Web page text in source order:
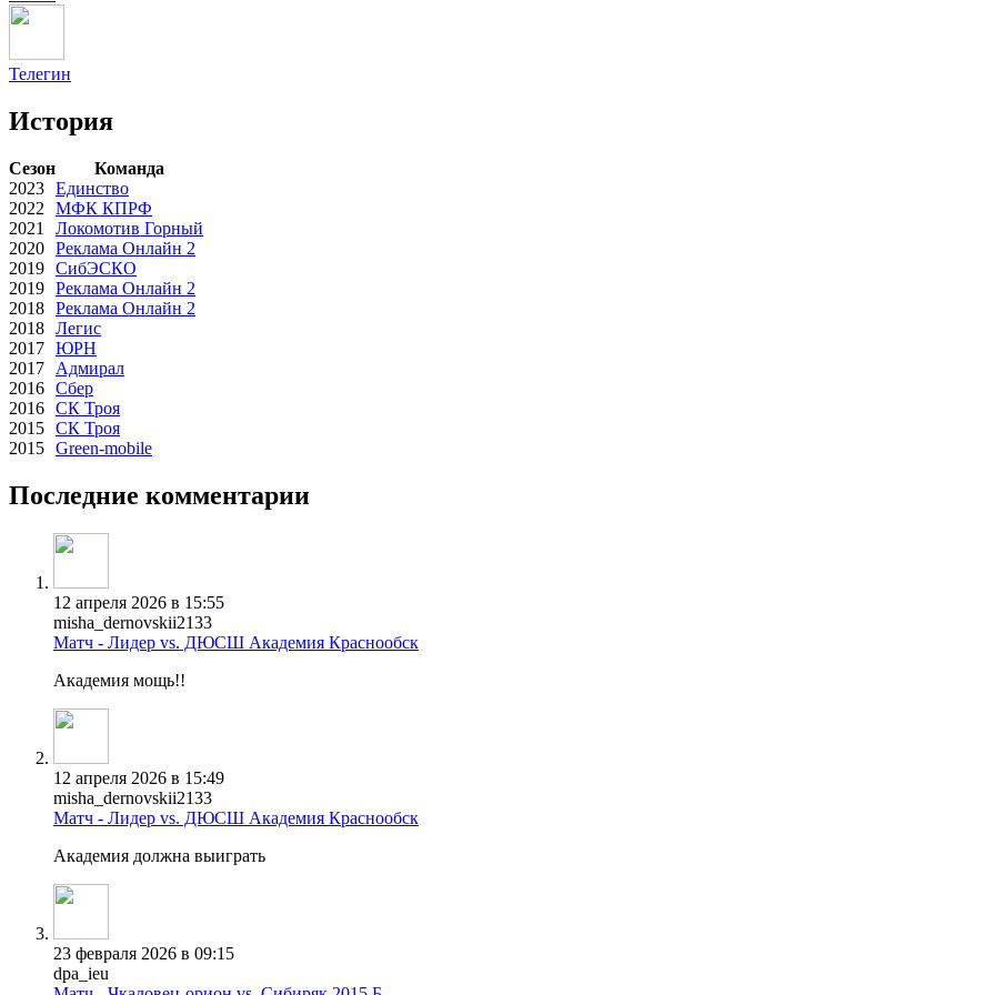
Телегин
История
Сезон
Команда
2023 Единство
2022
МФК КПРФ
2021
Локомотив Горный
2020 Реклама Онлайн 2
2019 СибЭСКО
2019 Реклама Онлайн 2
2018 Реклама Онлайн 2
2018 Легис
2017 ЮРН
2017
Адмирал
2016 Сбер
2016 СК Троя
2015 СК Троя
2015 Green-mobile
Последние комментарии
12 апреля 2026 в 15:55
misha_dernovskii2133
Матч - Лидер vs. ДЮСШ Академия Краснообск
Академия мощь!!
12 апреля 2026 в 15:49
misha_dernovskii2133
Матч - Лидер vs. ДЮСШ Академия Краснообск
Академия должна выиграть
23 февраля 2026 в 09:15
dpa_ieu